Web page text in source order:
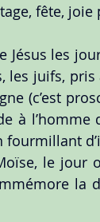
fête,
Jésus les
juifs,
(c’est
à
le jour
la